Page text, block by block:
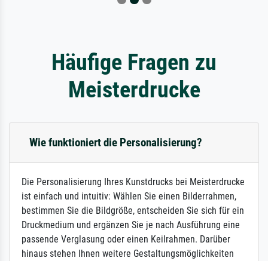
Häufige Fragen zu
Meisterdrucke
Wie funktioniert die Personalisierung?
Die Personalisierung Ihres Kunstdrucks bei Meisterdrucke
ist einfach und intuitiv: Wählen Sie einen Bilderrahmen,
bestimmen Sie die Bildgröße, entscheiden Sie sich für ein
Druckmedium und ergänzen Sie je nach Ausführung eine
passende Verglasung oder einen Keilrahmen. Darüber
hinaus stehen Ihnen weitere Gestaltungsmöglichkeiten